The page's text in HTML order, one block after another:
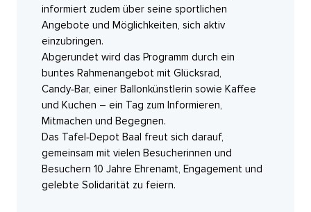
informiert zudem über seine sportlichen
Angebote und Möglichkeiten, sich aktiv
einzubringen.
Abgerundet wird das Programm durch ein
buntes Rahmenangebot mit Glücksrad,
Candy‑Bar, einer Ballonkünstlerin sowie Kaffee
und Kuchen – ein Tag zum Informieren,
Mitmachen und Begegnen.
Das Tafel‑Depot Baal freut sich darauf,
gemeinsam mit vielen Besucherinnen und
Besuchern 10 Jahre Ehrenamt, Engagement und
gelebte Solidarität zu feiern.